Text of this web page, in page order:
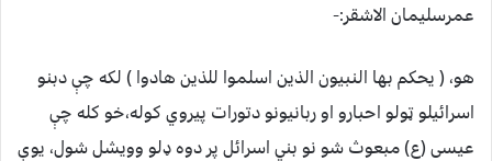
عمرسلیمان الاشقر:-
هو، ( یحکم بها النبیون الذین اسلموا للذین هادوا ) لکه چې دبنو
اسرائیلو ټولو احبارو او ربانیونو دتورات پیروي کوله،خو کله چې
عیسی (ع) مبعوث شو نو بني اسرائل پر دوه ډلو وویشل شول، یوې